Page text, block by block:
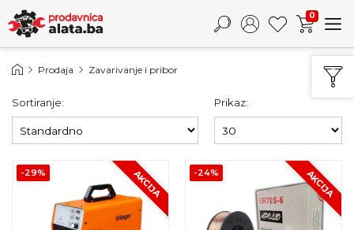
0
Prodaja Zavarivanje i pribor
Sortiranje: Prikaz:
-29% AKCIJA -24% AKCIJA